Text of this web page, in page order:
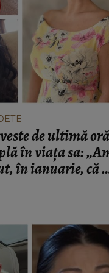
de ultimă oră
în viața sa:
în ianuarie, că e
VEDETE
Saveta
a fost sinceră
lună:
am trăit din